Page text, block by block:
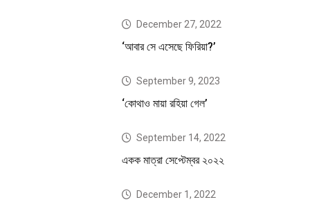
December 27, 2022
‘আবার সে এসেছে ফিরিয়া?’
September 9, 2023
‘কোথাও মায়া রহিয়া গেল’
September 14, 2022
একক মাত্রা সেপ্টেম্বর ২০২২
December 1, 2022